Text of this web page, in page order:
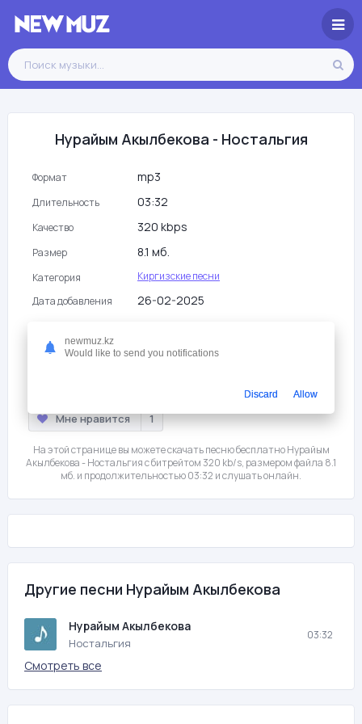
Нурайым Акылбекова - Ностальгия
Формат mp3
Длительность 03:32
Качество 320 kbps
Размер 8.1 мб.
Категория
Киргизские песни
Дата добавления
26-02-2025
Мне нравится 1
На этой странице вы можете скачать песню бесплатно Нурайым
Акылбекова - Ностальгия с битрейтом 320 kb/s, размером файла 8.1
мб. и продолжительностью 03:32 и слушать онлайн.
Другие песни Нурайым Акылбекова
Нурайым Акылбекова
Ностальгия
03:32
Смотреть все
newmuz.kz
Would like to send you notifications
Discard Allow